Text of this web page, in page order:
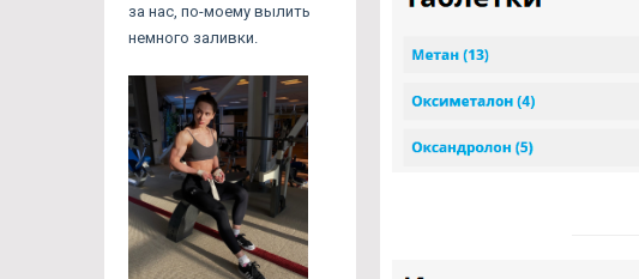
за нас, по-моему вылить
немного заливки.